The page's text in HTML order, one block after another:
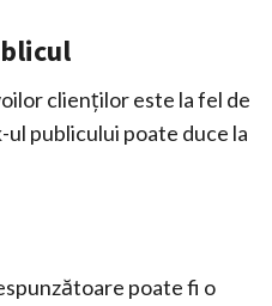
clienților este la fel de
publicului poate duce la
poate fi o